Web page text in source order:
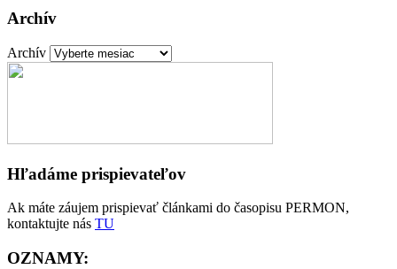
Archív
Archív
Hľadáme prispievateľov
Ak máte záujem prispievať článkami do časopisu PERMON,
kontaktujte nás TU
OZNAMY: